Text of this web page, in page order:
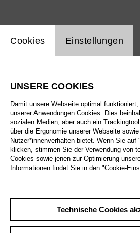
Alle Sparten
Alle Spielstätten
Alle Merkmale
Sa29.8.
Einstellung Website Cookie
Cookies Einstellungen
UNSERE COOKIES
Damit unsere Webseite optimal
unserer Anwendungen Cookies. Dies
sozialen Medien, aber auch ein
über die Ergonomie unserer Webseite
Nutzer*innenverhalten bietet. Wenn Sie
klicken, stimmen Sie der Verwendung von
Cookies sowie jenen zur Optimierung
Informationen findet Sie in den "Cookie-
Technische Cookies